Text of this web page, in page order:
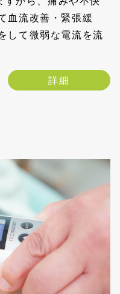
血流改善・緊張緩
して微弱な電流を流
詳細